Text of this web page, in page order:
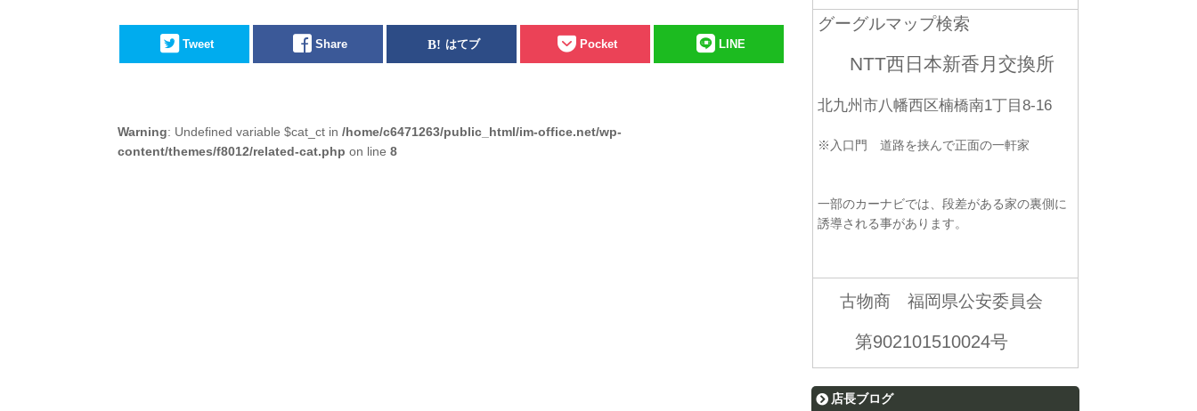
Tweet Share はてブ Pocket LINE
Warning: Undefined variable $cat_ct in /home/c6471263/public_html/im-office.net/wp-
content/themes/f8012/related-cat.php on line 8
グーグルマップ検索
NTT西日本新香月交換所
北九州市八幡西区楠橋南1丁目8-16
※入口門 道路を挟んで正面の一軒家
一部のカーナビでは、段差がある家の裏側に
誘導される事があります。
古物商 福岡県公安委員会
第902101510024号
店長ブログ